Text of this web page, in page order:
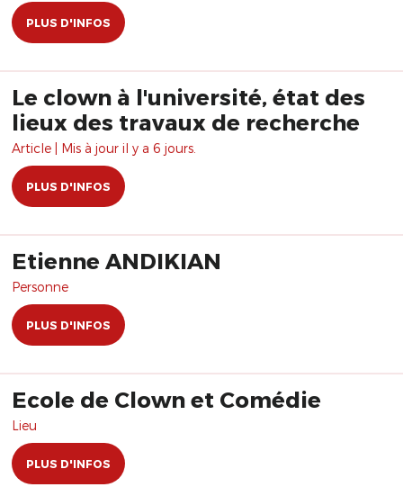
PLUS D'INFOS
Le clown à l'université, état des
lieux des travaux de recherche
Article | Mis à jour il y a 6 jours.
PLUS D'INFOS
Etienne ANDIKIAN
Personne
PLUS D'INFOS
Ecole de Clown et Comédie
Lieu
PLUS D'INFOS